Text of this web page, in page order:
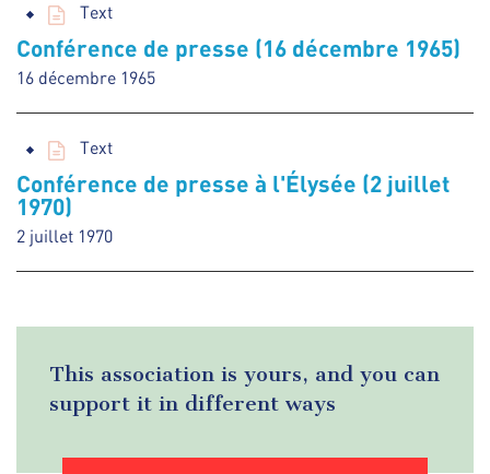
Text
Conférence de presse (16 décembre 1965)
16 décembre 1965
Text
Conférence de presse à l'Élysée (2 juillet
1970)
2 juillet 1970
This association is yours, and you can
support it in different ways